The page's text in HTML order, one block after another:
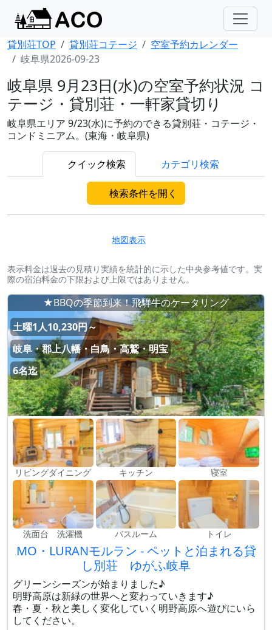
貸別荘TOP 貸別荘コテージ
空室予約カレンダー
岐阜県2026-09-23
岐阜県 9月23日(水)の空室予約状況 コ
テージ・貸別荘・一軒家貸切り
岐阜県エリア 9/23(水)に予約のできる貸別荘・コテージ・
コンドミニアム。(東海・岐阜県)
クイック検索 カテゴリ検索
検索条件を開く
地図表示
表示料金は過去の見積り実績を統計的に示した中央参考値です。実
際の宿泊料金の下限および上限ではありません。
★BBQの季節到来！飛騨牛のケータリング
土曜1人10,230円～
岐阜・郡上八幡・白鳥・高鷲・明宝
6名迄
リビングダイニング キッチン 寝室
洗面台 洗濯機 バスルーム トイレ
MO・LURANモルラン - ペットと泊まれる貸
し別荘 ゆがふ岐阜
グリーンシーズンが始まりました♪
明野高原は新緑の世界へと変わっていきます♪
春・夏・秋と美しく変化していく明野高原へ遊びにいら
してください。